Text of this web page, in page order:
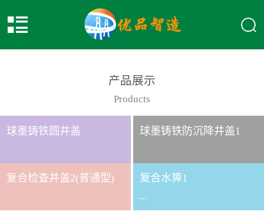
产品展示
Products
球墨铸铁圆井盖 球墨铸铁防沉降井盖1
复合检查井盖2(普通型) 复合水箅1
...